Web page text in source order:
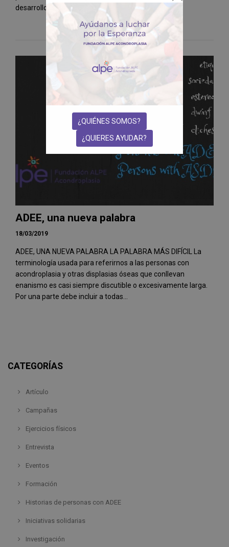
desarrollo la Fund...
ADEE, una nueva palabra
18/03/2019
ADEE, UNA NUEVA PALABRA LA PALABRA MÁS DIFÍCIL La
terminología usada para referirnos a las personas con
acondroplasia y otras displasias óseas que conllevan
enanismo es casi siempre discutible o excesivamente larga.
Por una parte debe incluir a todas...
CATEGORÍAS
Artículo
Campañas
Ejercicios físicos
Entrevista
Eventos
Formación
Historias de personas con ADEE
Iniciativas solidarias
Investigación
¿QUIÉNES SOMOS?
¿QUIERES AYUDAR?